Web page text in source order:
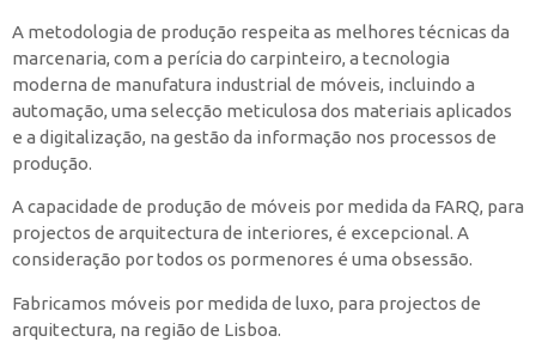
A metodologia de produção respeita as melhores técnicas da
marcenaria, com a perícia do carpinteiro, a tecnologia
moderna de manufatura industrial de móveis, incluindo a
automação, uma selecção meticulosa dos materiais aplicados
e a digitalização, na gestão da informação nos processos de
produção.
A capacidade de produção de móveis por medida da FARQ, para
projectos de arquitectura de interiores, é excepcional. A
consideração por todos os pormenores é uma obsessão.
Fabricamos móveis por medida de luxo, para projectos de
arquitectura, na região de Lisboa.